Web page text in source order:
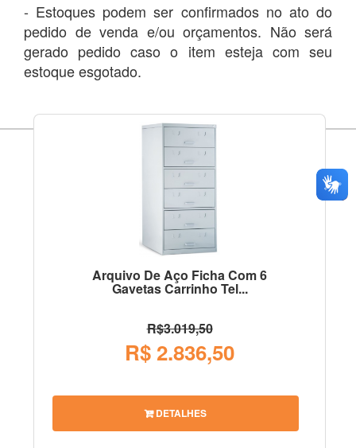
- Estoques podem ser confirmados no ato do
pedido de venda e/ou orçamentos. Não será
gerado pedido caso o item esteja com seu
estoque esgotado.
Arquivo De Aço Ficha Com 6
Gavetas Carrinho Tel...
R$3.019,50
R$ 2.836,50
DETALHES